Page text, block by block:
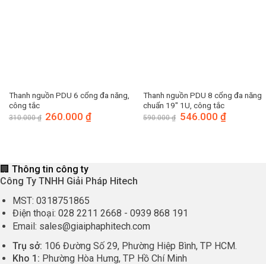
Thanh nguồn PDU 6 cổng đa năng,
công tắc
310.000₫ Giá
gốc
260.000₫
Thanh nguồn PDU 8 cổng đa năng
chuẩn 19″ 1U, công tắc
590.000₫ Giá
gốc
546.000 ₫Giá
🏢 Thông tin công ty
Công Ty TNHH Giải Pháp Hitech
MST: 0318751865
Điện thoại: 028 2211 2668 - 0939 868 191
Email: sales@giaiphaphitech.com
Trụ sở: 106 Đường Số 29, Phường Hiệp Bình, TP HCM.
Kho 1: Phường Hòa Hưng, TP Hồ Chí Minh